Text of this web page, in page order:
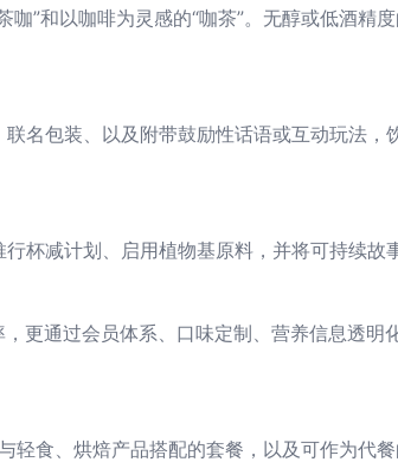
”和以咖啡为灵感的“咖茶”。无醇或低酒精
名包装、以及附带鼓励性话语或互动玩法
杯减计划、启用植物基原料，并将可持续故
更通过会员体系、口味定制、营养信息透
轻食、烘焙产品搭配的套餐，以及可作为代